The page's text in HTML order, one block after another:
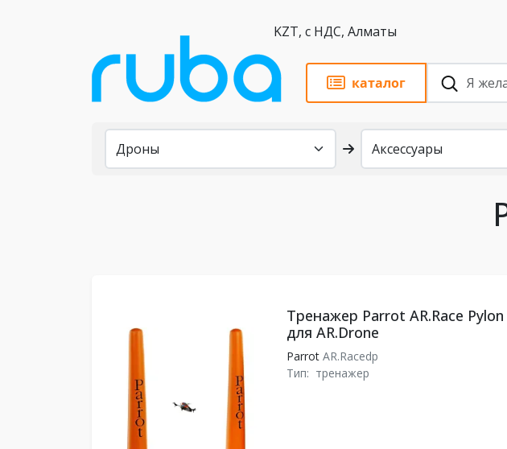
KZT, с НДС, Алматы
каталог
Каталог
Тренажер Parrot AR.Race Pylon
для AR.Drone
ParrotAR.Racedp
Тип: тренажер